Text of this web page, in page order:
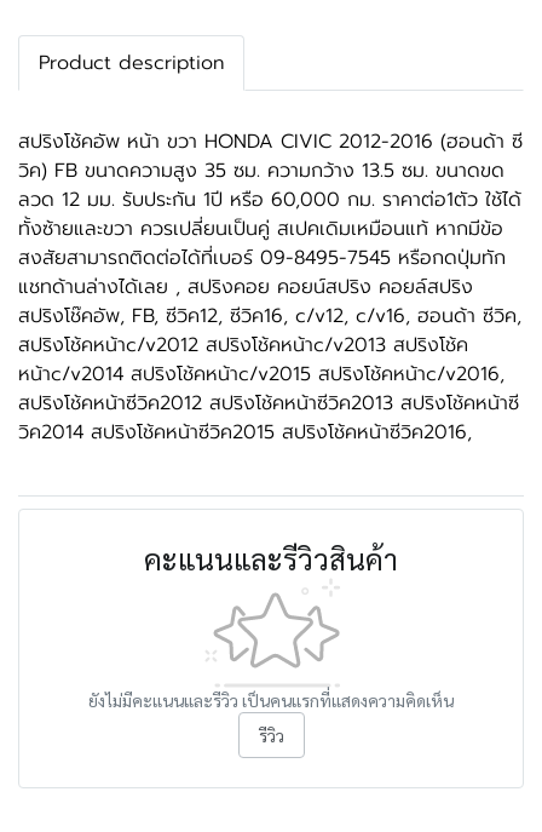
Product description
สปริงโช้คอัพ หน้า ขวา HONDA CIVIC 2012-2016 (ฮอนด้า ซี
วิค) FB ขนาดความสูง 35 ซม. ความกว้าง 13.5 ซม. ขนาดขด
ลวด 12 มม. รับประกัน 1ปี หรือ 60,000 กม. ราคาต่อ1ตัว ใช้ได้
ทั้งซ้ายและขวา ควรเปลี่ยนเป็นคู่ สเปคเดิมเหมือนแท้ หากมีข้อ
สงสัยสามารถติดต่อได้ที่เบอร์ 09-8495-7545 หรือกดปุ่มทัก
แชทด้านล่างได้เลย , สปริงคอย คอยน์สปริง คอยล์สปริง
สปริงโช๊คอัพ, FB, ซีวิค12, ซีวิค16, c/v12, c/v16, ฮอนด้า ซีวิค,
สปริงโช้คหน้าc/v2012 สปริงโช้คหน้าc/v2013 สปริงโช้ค
หน้าc/v2014 สปริงโช้คหน้าc/v2015 สปริงโช้คหน้าc/v2016,
สปริงโช้คหน้าซีวิค2012 สปริงโช้คหน้าซีวิค2013 สปริงโช้คหน้าซี
วิค2014 สปริงโช้คหน้าซีวิค2015 สปริงโช้คหน้าซีวิค2016,
คะแนนและรีวิวสินค้า
ยังไม่มีคะแนนและรีวิว เป็นคนแรกที่แสดงความคิดเห็น
รีวิว